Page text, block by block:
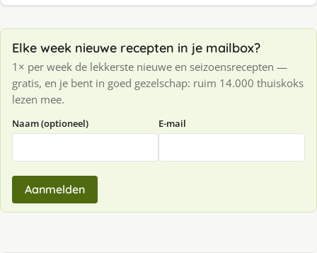
Elke week nieuwe recepten in je mailbox?
1× per week de lekkerste nieuwe en seizoensrecepten —
gratis, en je bent in goed gezelschap: ruim 14.000 thuiskoks
lezen mee.
Naam (optioneel) E-mail
Aanmelden